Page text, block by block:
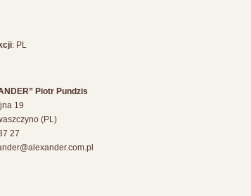
: PL
Piotr Pundzis
19
(PL)
27